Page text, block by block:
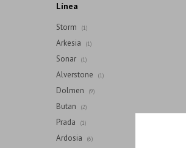
Línea
Storm (1)
Arkesia (1)
Sonar (1)
Alverstone (1)
Dolmen (9)
Butan (2)
Prada (1)
Ardosia (6)